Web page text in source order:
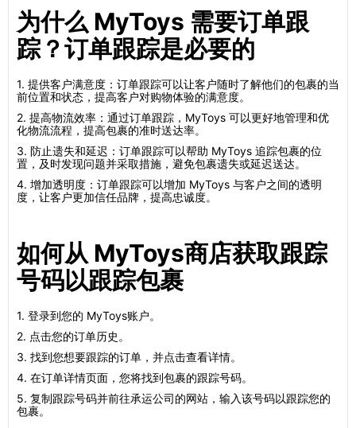
为什么 MyToys 需要订单跟
踪？订单跟踪是必要的
1. 提供客户满意度：订单跟踪可以让客户随时了解他们的包裹的当
前位置和状态，提高客户对购物体验的满意度。
2. 提高物流效率：通过订单跟踪，MyToys 可以更好地管理和优
化物流流程，提高包裹的准时送达率。
3. 防止遗失和延迟：订单跟踪可以帮助 MyToys 追踪包裹的位
置，及时发现问题并采取措施，避免包裹遗失或延迟送达。
4. 增加透明度：订单跟踪可以增加 MyToys 与客户之间的透明
度，让客户更加信任品牌，提高忠诚度。
如何从 MyToys商店获取跟踪
号码以跟踪包裹
1. 登录到您的 MyToys账户。
2. 点击您的订单历史。
3. 找到您想要跟踪的订单，并点击查看详情。
4. 在订单详情页面，您将找到包裹的跟踪号码。
5. 复制跟踪号码并前往承运公司的网站，输入该号码以跟踪您的
包裹。